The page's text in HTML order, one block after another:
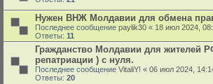
Нужен ВНЖ Молдавии для обмена
Последнее сообщение paylik30 « 18 июл 2024,
Ответы: 11
Гражданство Молдавии для жителей
репатриации ) с нуля.
Последнее сообщение VitaliY! « 06 июл 2024,
Ответы: 20